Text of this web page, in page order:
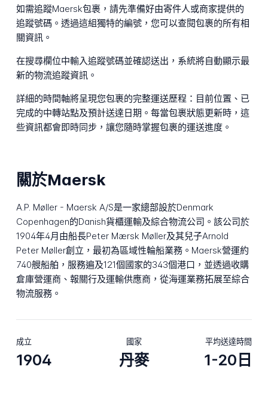
如需追蹤Maersk包裹，請先準備好由寄件人或商家提供的
追蹤號碼。透過這組獨特的編號，您可以查閱包裹的所有相
關資訊。
在搜尋欄位中輸入追蹤號碼並確認送出，系統將自動顯示最
新的物流追蹤資訊。
詳細的時間軸將呈現您包裹的完整運送歷程：目前位置、已
完成的中轉站點及預計送達日期。每當包裹狀態更新時，這
些資訊都會即時同步，讓您隨時掌握包裹的運送進度。
關於Maersk
A.P. Møller - Maersk A/S是一家總部設於Denmark
Copenhagen的Danish貨櫃運輸及綜合物流公司。該公司於
1904年4月由船長Peter Mærsk Møller及其兒子Arnold
Peter Møller創立，最初為區域性輪船業務。Maersk營運約
740艘船舶，服務遍及121個國家的343個港口，並透過收購
倉庫營運商、報關行及運輸供應商，從海運業務拓展至綜合
物流服務。
成立
1904
國家
丹麥
平均送達時間
1-20日